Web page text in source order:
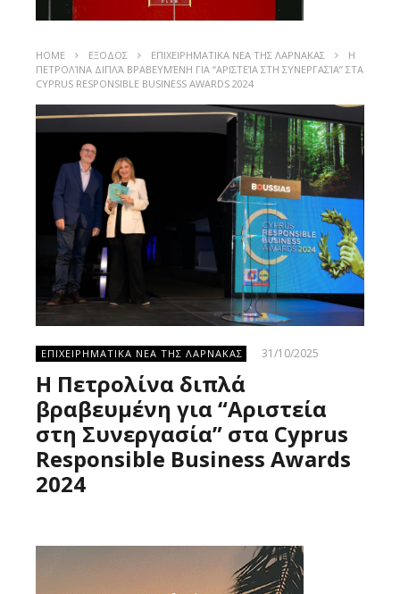
HOME ΕΞΟΔΟΣ ΕΠΙΧΕΙΡΗΜΑΤΙΚΑ ΝΕΑ ΤΗΣ ΛΑΡΝΑΚΑΣ
Η
ΠΕΤΡΟΛΊΝΑ ΔΙΠΛΆ ΒΡΑΒΕΥΜΈΝΗ ΓΙΑ “ΑΡΙΣΤΕΊΑ ΣΤΗ ΣΥΝΕΡΓΑΣΊΑ” ΣΤΑ
CYPRUS RESPONSIBLE BUSINESS AWARDS 2024
ΕΠΙΧΕΙΡΗΜΑΤΙΚΑ ΝΕΑ ΤΗΣ ΛΑΡΝΑΚΑΣ 31/10/2025
Η Πετρολίνα διπλά
βραβευμένη για “Αριστεία
στη Συνεργασία” στα Cyprus
Responsible Business Awards
2024